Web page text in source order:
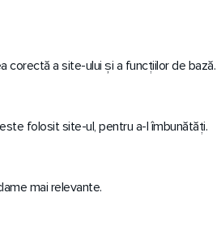
corectă a site-ului și a funcțiilor de bază.
folosit site-ul, pentru a-l îmbunătăți.
mai relevante.